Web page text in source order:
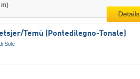
m)
Details
​​Temù (Pontedilegno-Tonale)
Sole